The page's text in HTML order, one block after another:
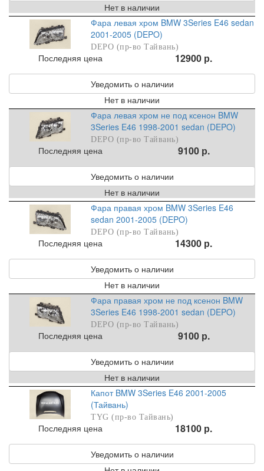
Нет в наличии
Фара левая хром BMW 3Series E46 sedan
2001-2005 (DEPO)
DEPO (пр-во Тайвань)
Последняя цена 12900 р.
Уведомить о наличии
Нет в наличии
Фара левая хром не под ксенон BMW
3Series E46 1998-2001 sedan (DEPO)
DEPO (пр-во Тайвань)
Последняя цена 9100 р.
Уведомить о наличии
Нет в наличии
Фара правая хром BMW 3Series E46
sedan 2001-2005 (DEPO)
DEPO (пр-во Тайвань)
Последняя цена 14300 р.
Уведомить о наличии
Нет в наличии
Фара правая хром не под ксенон BMW
3Series E46 1998-2001 sedan (DEPO)
DEPO (пр-во Тайвань)
Последняя цена 9100 р.
Уведомить о наличии
Нет в наличии
Капот BMW 3Series E46 2001-2005
(Тайвань)
TYG (пр-во Тайвань)
Последняя цена 18100 р.
Уведомить о наличии